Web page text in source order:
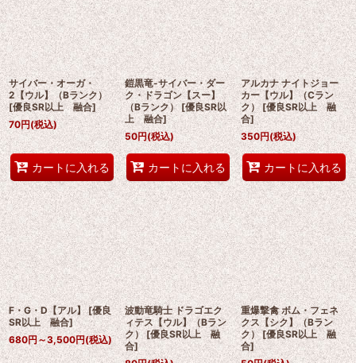
サイバー・オーガ・
2【ウル】（Bランク）
[優良SR以上 融合]
70円(税込)
カートに入れる
鎧黒竜-サイバー・ダー
ク・ドラゴン【スー】
（Bランク） [優良SR以
上 融合]
50円(税込)
カートに入れる
アルカナ ナイトジョー
カー【ウル】（Cラン
ク） [優良SR以上 融
合]
350円(税込)
カートに入れる
F・G・D【アル】 [優良
SR以上 融合]
680円～3,500円(税込)
波動竜騎士 ドラゴエク
ィテス【ウル】（Bラン
ク） [優良SR以上 融
合]
重爆撃禽 ボム・フェネ
クス【シク】（Bラン
ク） [優良SR以上 融
合]